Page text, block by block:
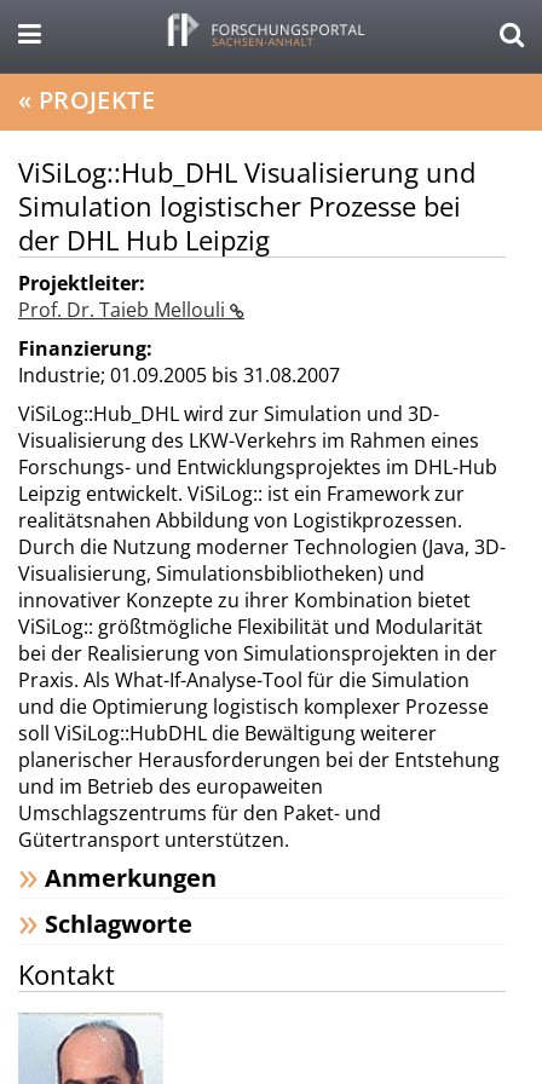
« PROJEKTE
ViSiLog::Hub_DHL Visualisierung und
Simulation logistischer Prozesse bei
der DHL Hub Leipzig
Projektleiter:
Prof. Dr. Taieb Mellouli
Finanzierung:
Industrie; 01.09.2005 bis 31.08.2007
ViSiLog::Hub_DHL wird zur Simulation und 3D-
Visualisierung des LKW-Verkehrs im Rahmen eines
Forschungs- und Entwicklungsprojektes im DHL-Hub
Leipzig entwickelt. ViSiLog:: ist ein Framework zur
realitätsnahen Abbildung von Logistikprozessen.
Durch die Nutzung moderner Technologien (Java, 3D-
Visualisierung, Simulationsbibliotheken) und
innovativer Konzepte zu ihrer Kombination bietet
ViSiLog:: größtmögliche Flexibilität und Modularität
bei der Realisierung von Simulationsprojekten in der
Praxis. Als What-If-Analyse-Tool für die Simulation
und die Optimierung logistisch komplexer Prozesse
soll ViSiLog::HubDHL die Bewältigung weiterer
planerischer Herausforderungen bei der Entstehung
und im Betrieb des europaweiten
Umschlagszentrums für den Paket- und
Gütertransport unterstützen.
Anmerkungen
Schlagworte
Kontakt